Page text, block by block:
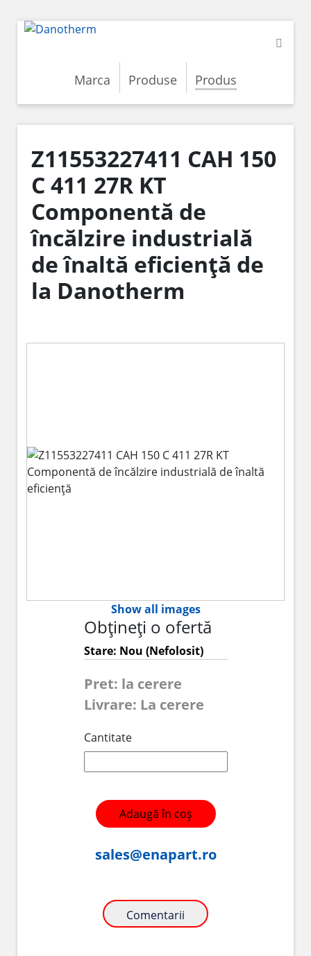
Marca Produse Produs
Z11553227411 CAH 150
C 411 27R KT
Componentă de
încălzire industrială
de înaltă eficiență de
la Danotherm
Show all images
Obțineți o ofertă
Stare: Nou (Nefolosit)
Pret: la cerere
Livrare: La cerere
Cantitate
Adaugă în coș
sales@enapart.ro
Comentarii